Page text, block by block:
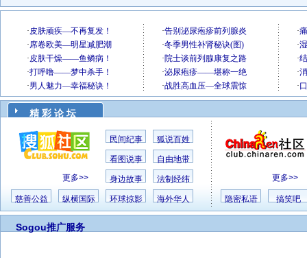
精 彩 论 坛
更多>>
民间纪事 狐说百姓
看图说事 自由地带
身边故事 法制经纬
慈善公益 纵横国际 环球掠影 海外华人
更多>>
隐密私语 搞笑吧
Sogou推广服务